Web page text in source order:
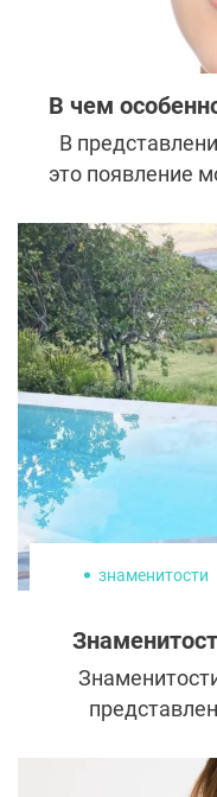
В чем
В
это появление
хирургии
изменения на
только
весь
знаменитости